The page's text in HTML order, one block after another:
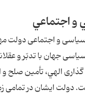
و اجتماعى دولت
سياسى جهان با تدبّر و
گذارى الهي، تأمين صلح
دولت ايشان در تمامى